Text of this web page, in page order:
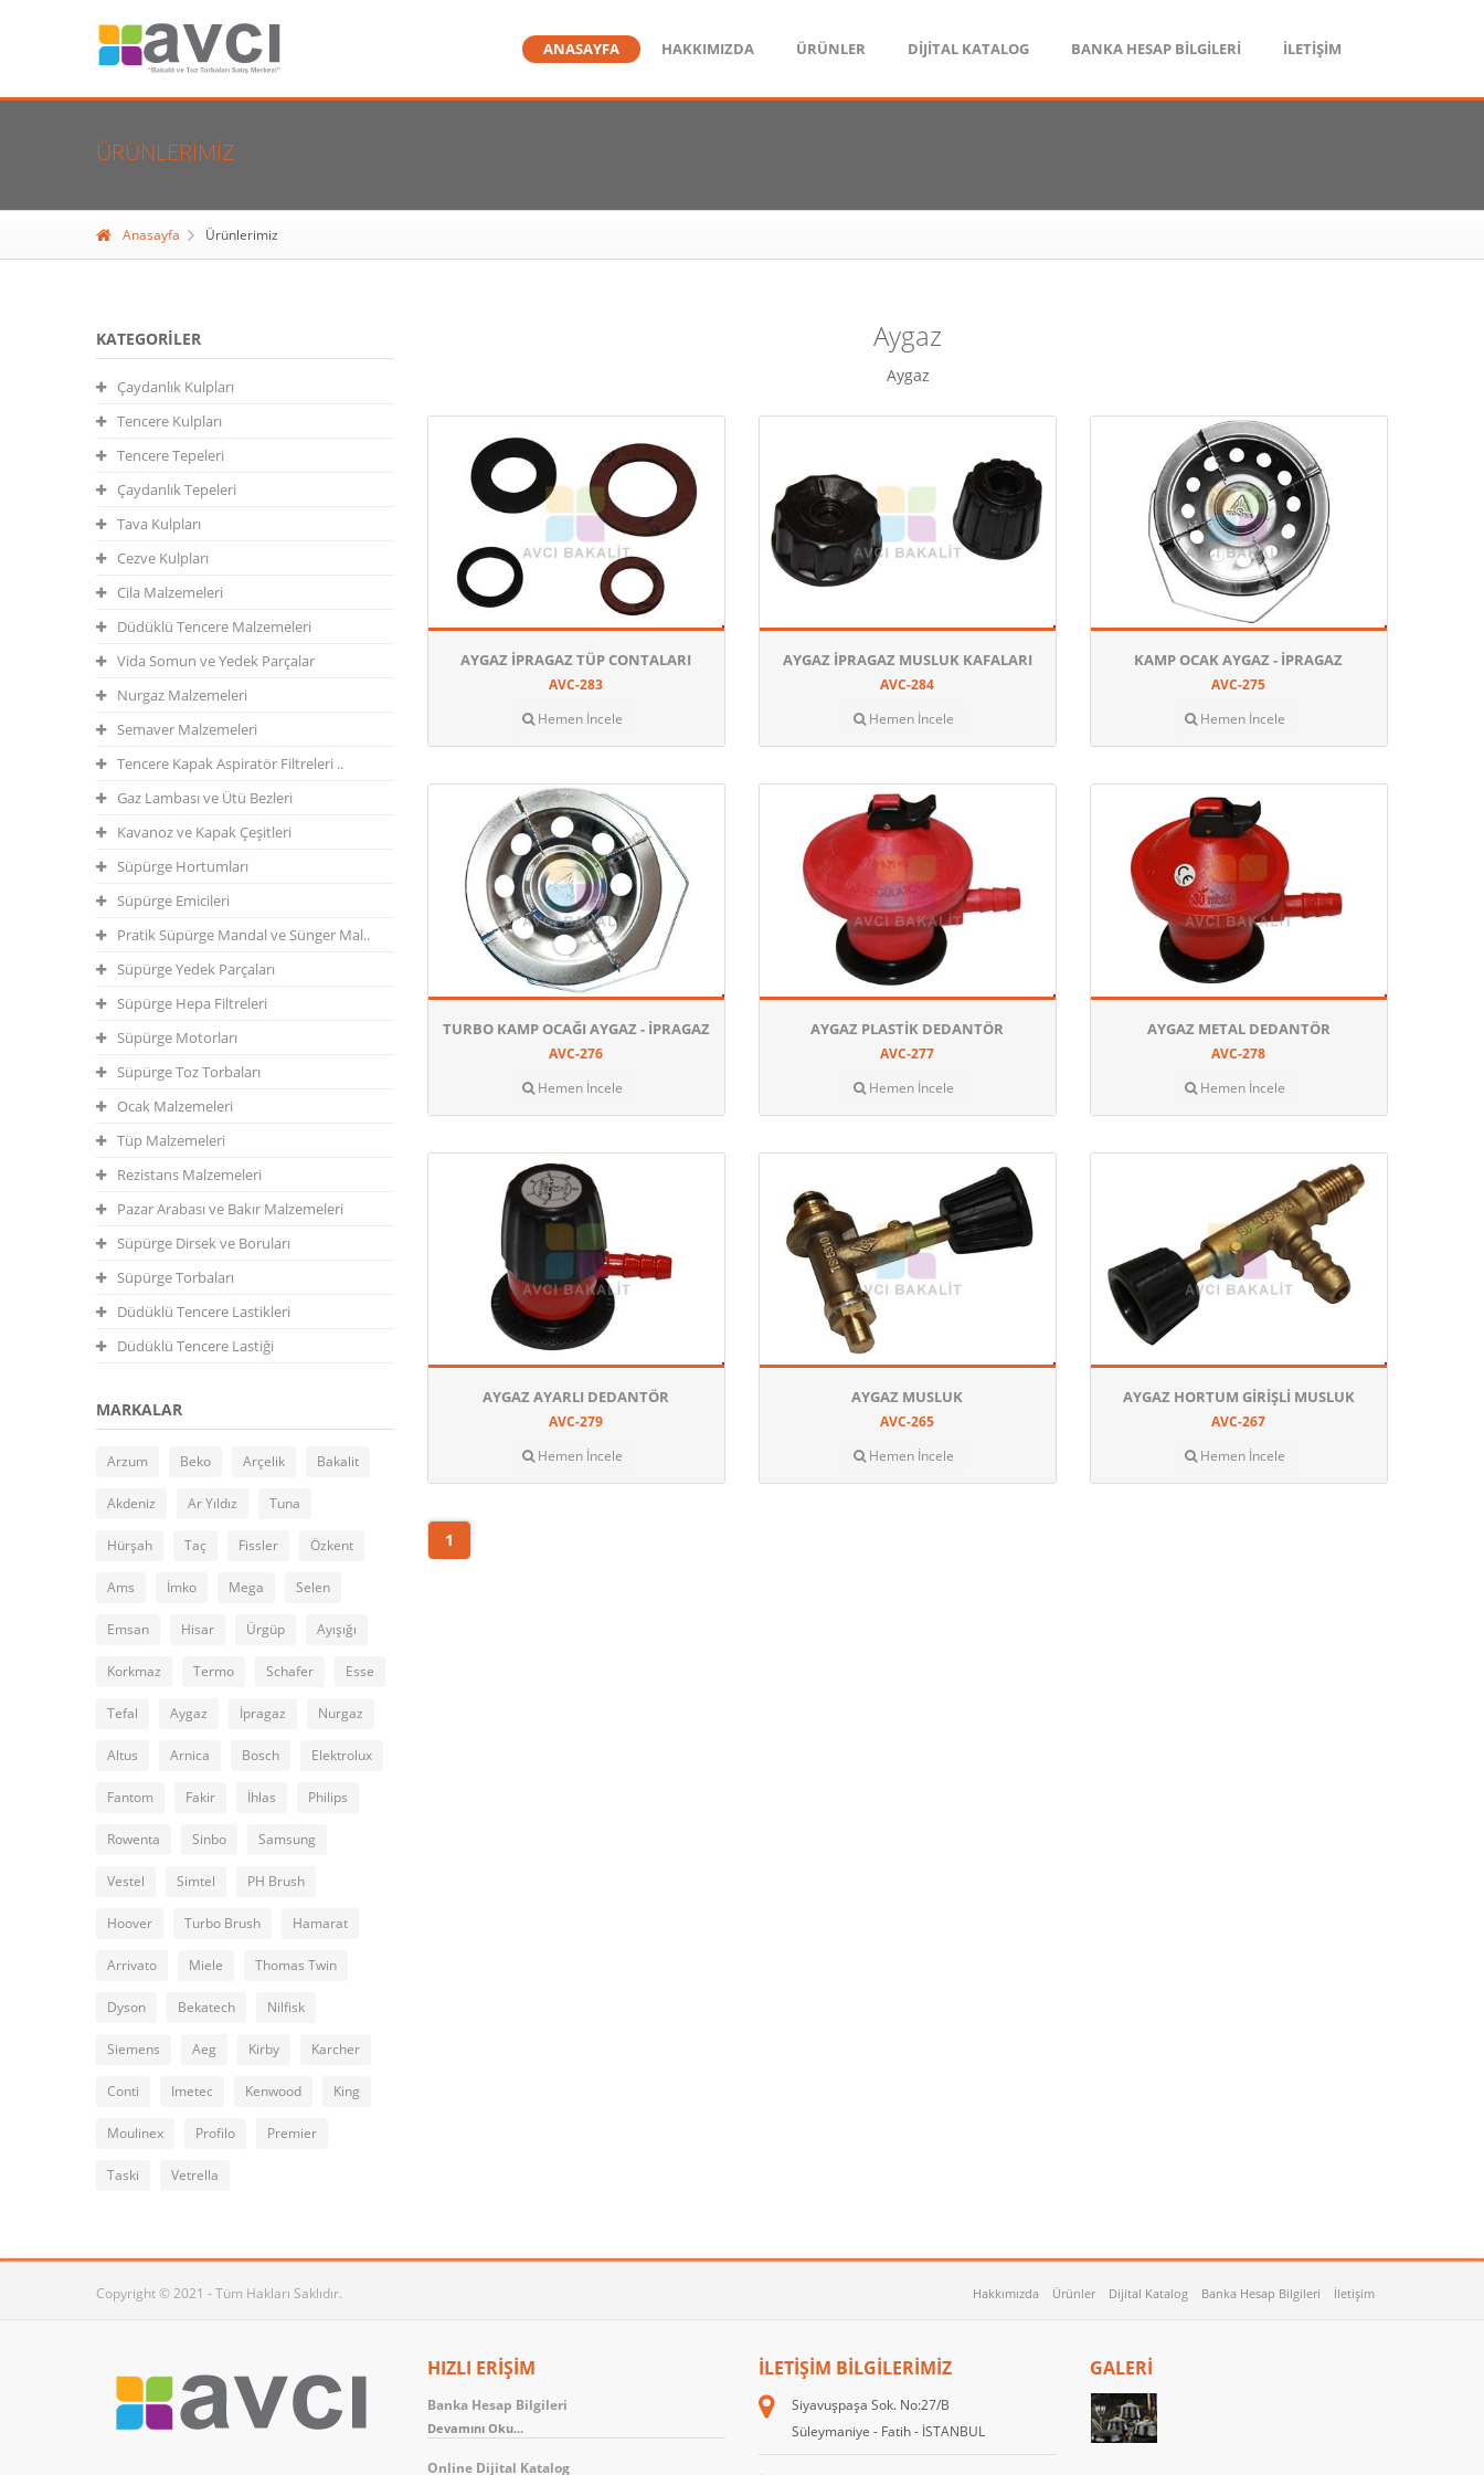
ANASAYFA HAKKIMIZDA ÜRÜNLER DİJİTAL KATALOG BANKA HESAP BİLGİLERİ İLETİŞİM
ÜRÜNLERIMIZ
Anasayfa Ürünlerimiz
KATEGORILER
Çaydanlık Kulpları
Tencere Kulpları
Tencere Tepeleri
Çaydanlık Tepeleri
Tava Kulpları
Cezve Kulpları
Cila Malzemeleri
Düdüklü Tencere Malzemeleri
Vida Somun ve Yedek Parçalar
Nurgaz Malzemeleri
Semaver Malzemeleri
Tencere Kapak Aspiratör Filtreleri ..
Gaz Lambası ve Ütü Bezleri
Kavanoz ve Kapak Çeşitleri
Süpürge Hortumları
Süpürge Emicileri
Pratik Süpürge Mandal ve Sünger Mal..
Süpürge Yedek Parçaları
Süpürge Hepa Filtreleri
Süpürge Motorları
Süpürge Toz Torbaları
Ocak Malzemeleri
Tüp Malzemeleri
Rezistans Malzemeleri
Pazar Arabası ve Bakır Malzemeleri
Süpürge Dirsek ve Boruları
Süpürge Torbaları
Düdüklü Tencere Lastikleri
Düdüklü Tencere Lastiği
MARKALAR
Arzum Beko Arçelik Bakalit
Akdeniz Ar Yıldız Tuna
Hürşah Taç Fissler Özkent
Ams İmko Mega Selen
Emsan Hisar Ürgüp Ayışığı
Korkmaz Termo Schafer Esse
Tefal Aygaz İpragaz Nurgaz
Altus Arnica Bosch Elektrolux
Fantom Fakir İhlas Philips
Rowenta Sinbo Samsung
Vestel Simtel PH Brush
Hoover Turbo Brush Hamarat
Arrivato Miele Thomas Twin
Dyson Bekatech Nilfisk
Siemens Aeg Kirby Karcher
Conti Imetec Kenwood King
Moulinex Profilo Premier
Taski Vetrella
Aygaz
Aygaz
AYGAZ İPRAGAZ TÜP CONTALARI
AVC-283
Hemen İncele
AYGAZ İPRAGAZ MUSLUK KAFALARI
AVC-284
Hemen İncele
KAMP OCAK AYGAZ - İPRAGAZ
AVC-275
Hemen İncele
TURBO KAMP OCAĞI AYGAZ - İPRAGAZ
AVC-276
Hemen İncele
AYGAZ PLASTIK DEDANTÖR
AVC-277
Hemen İncele
AYGAZ METAL DEDANTÖR
AVC-278
Hemen İncele
AYGAZ AYARLI DEDANTÖR
AVC-279
Hemen İncele
AYGAZ MUSLUK
AVC-265
Hemen İncele
AYGAZ HORTUM GIRIŞLI MUSLUK
AVC-267
Hemen İncele
1
Copyright © 2021 - Tüm Hakları Saklıdır. Hakkımızda Ürünler Dijital Katalog Banka Hesap Bilgileri İletişim
HIZLI ERİŞİM
Banka Hesap Bilgileri
Devamını Oku...
Online Dijital Katalog
İLETIŞIM BILGILERIMIZ
Siyavuşpaşa Sok. No:27/B
Süleymaniye - Fatih - İSTANBUL
GALERİ